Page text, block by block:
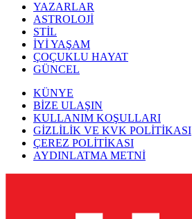
YAZARLAR
ASTROLOJİ
STİL
İYİ YAŞAM
ÇOÇUKLU HAYAT
GÜNCEL
KÜNYE
BİZE ULAŞIN
KULLANIM KOŞULLARI
GİZLİLİK VE KVK POLİTİKASI
ÇEREZ POLİTİKASI
AYDINLATMA METNİ